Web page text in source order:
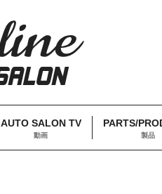
AUTO SALON TV
動画
PARTS/
製品